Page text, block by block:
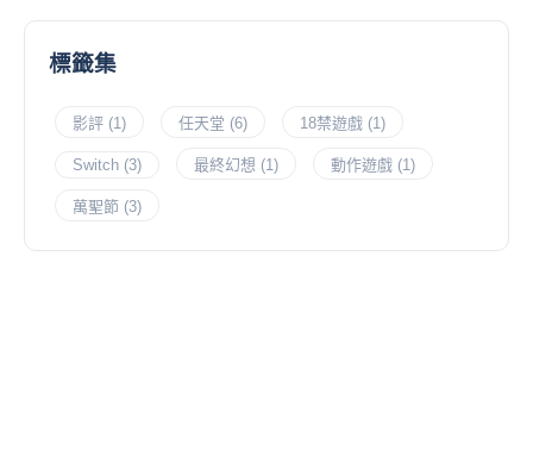
標籤集
影評 (1) 任天堂 (6) 18禁遊戲 (1)
Switch (3) 最終幻想 (1) 動作遊戲 (1)
萬聖節 (3)